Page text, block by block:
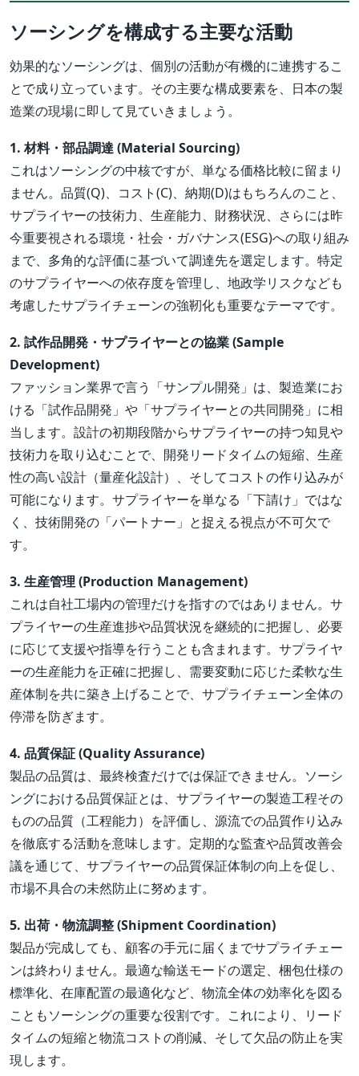
ソーシングを構成する主要な活動
効果的なソーシングは、個別の活動が有機的に連携するこ
とで成り立っています。その主要な構成要素を、日本の製
造業の現場に即して見ていきましょう。
1. 材料・部品調達 (Material Sourcing)
これはソーシングの中核ですが、単なる価格比較に留まり
ません。品質(Q)、コスト(C)、納期(D)はもちろんのこと、
サプライヤーの技術力、生産能力、財務状況、さらには昨
今重要視される環境・社会・ガバナンス(ESG)への取り組み
まで、多角的な評価に基づいて調達先を選定します。特定
のサプライヤーへの依存度を管理し、地政学リスクなども
考慮したサプライチェーンの強靭化も重要なテーマです。
2. 試作品開発・サプライヤーとの協業 (Sample
Development)
ファッション業界で言う「サンプル開発」は、製造業にお
ける「試作品開発」や「サプライヤーとの共同開発」に相
当します。設計の初期段階からサプライヤーの持つ知見や
技術力を取り込むことで、開発リードタイムの短縮、生産
性の高い設計（量産化設計）、そしてコストの作り込みが
可能になります。サプライヤーを単なる「下請け」ではな
く、技術開発の「パートナー」と捉える視点が不可欠で
す。
3. 生産管理 (Production Management)
これは自社工場内の管理だけを指すのではありません。サ
プライヤーの生産進捗や品質状況を継続的に把握し、必要
に応じて支援や指導を行うことも含まれます。サプライヤ
ーの生産能力を正確に把握し、需要変動に応じた柔軟な生
産体制を共に築き上げることで、サプライチェーン全体の
停滞を防ぎます。
4. 品質保証 (Quality Assurance)
製品の品質は、最終検査だけでは保証できません。ソーシ
ングにおける品質保証とは、サプライヤーの製造工程その
ものの品質（工程能力）を評価し、源流での品質作り込み
を徹底する活動を意味します。定期的な監査や品質改善会
議を通じて、サプライヤーの品質保証体制の向上を促し、
市場不具合の未然防止に努めます。
5. 出荷・物流調整 (Shipment Coordination)
製品が完成しても、顧客の手元に届くまでサプライチェー
ンは終わりません。最適な輸送モードの選定、梱包仕様の
標準化、在庫配置の最適化など、物流全体の効率化を図る
こともソーシングの重要な役割です。これにより、リード
タイムの短縮と物流コストの削減、そして欠品の防止を実
現します。